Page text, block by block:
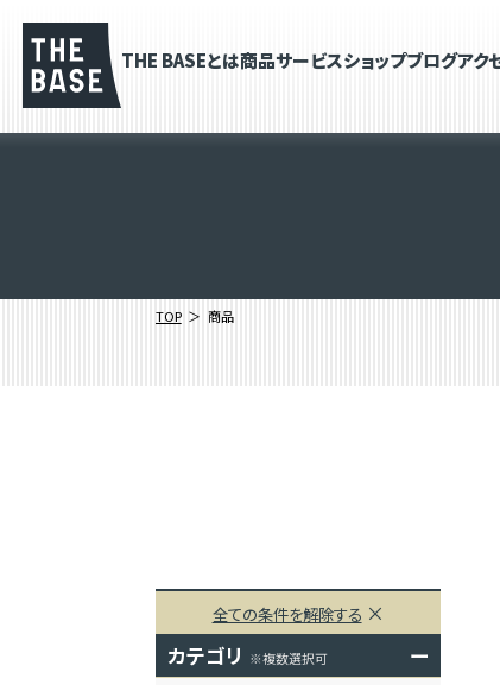
THE BASEとは商品サービスショップブログアク
TOP 商品
全ての条件を解除する
カテゴリ ※複数選択可 ー